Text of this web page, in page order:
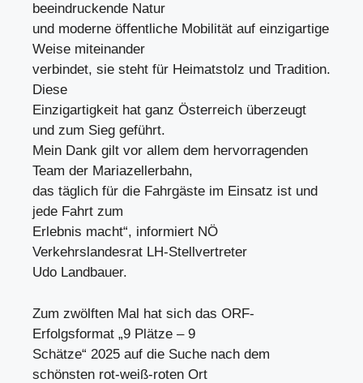
beeindruckende Natur
und moderne öffentliche Mobilität auf einzigartige
Weise miteinander
verbindet, sie steht für Heimatstolz und Tradition.
Diese
Einzigartigkeit hat ganz Österreich überzeugt
und zum Sieg geführt.
Mein Dank gilt vor allem dem hervorragenden
Team der Mariazellerbahn,
das täglich für die Fahrgäste im Einsatz ist und
jede Fahrt zum
Erlebnis macht“, informiert NÖ
Verkehrslandesrat LH-Stellvertreter
Udo Landbauer.
Zum zwölften Mal hat sich das ORF-
Erfolgsformat „9 Plätze – 9
Schätze“ 2025 auf die Suche nach dem
schönsten rot-weiß-roten Ort